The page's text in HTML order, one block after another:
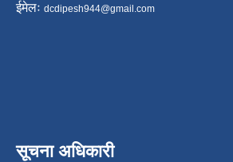
ईमेलः dcdipesh944@gmail.com
सूचना अधिकारी